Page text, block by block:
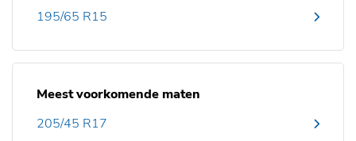
195/65 R15
Meest voorkomende maten
205/45 R17